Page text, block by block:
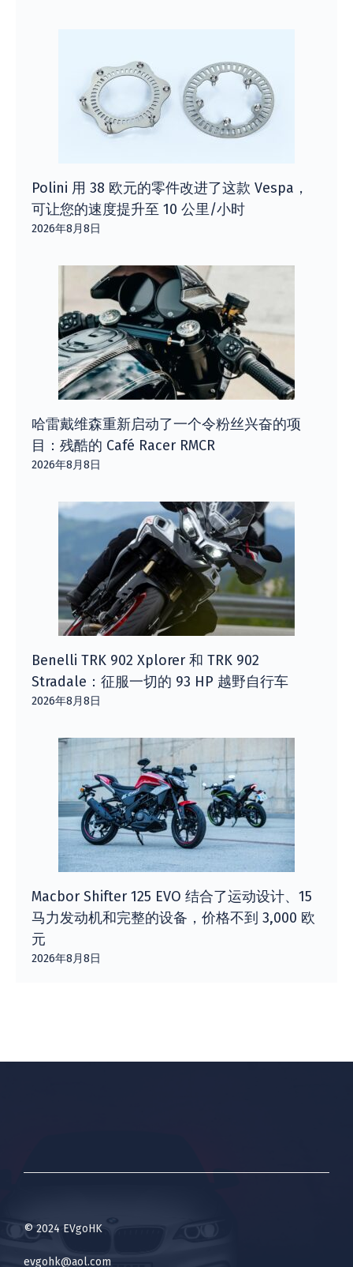
Polini 用 38 欧元的零件改进了这款 Vespa，
可让您的速度提升至 10 公里/小时
2026年8月8日
哈雷戴维森重新启动了一个令粉丝兴奋的项
目：残酷的 Café Racer RMCR
2026年8月8日
Benelli TRK 902 Xplorer 和 TRK 902
Stradale：征服一切的 93 HP 越野自行车
2026年8月8日
Macbor Shifter 125 EVO 结合了运动设计、15
马力发动机和完整的设备，价格不到 3,000 欧
元
2026年8月8日
© 2024 EVgoHK
evgohk@aol.com